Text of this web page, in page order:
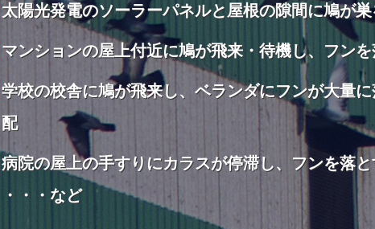
太陽光発電のソーラーパネルと屋根の隙間に鳩が
マンションの屋上付近に鳩が飛来・待機し、フン
学校の校舎に鳩が飛来し、ベランダにフンが大量
配
病院の屋上の手すりにカラスが停滞し、フンを落
・・・など